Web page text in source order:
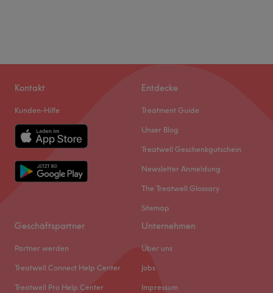
Kontakt
Kunden-Hilfe
Entdecke
Treatment Guide
Unser Blog
Treatwell Geschenkgutschein
Newsletter Anmeldung
The Treatwell Glossary
Sitemap
Geschäftspartner
Partner werden
Treatwell Connect Help Center
Treatwell Pro Help Center
Unternehmen
Über uns
Jobs
Impressum